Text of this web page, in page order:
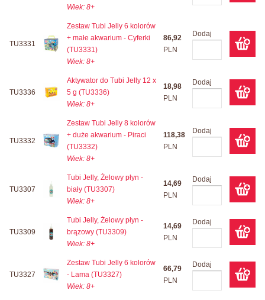
Wiek: 8+
TU3331
Zestaw Tubi Jelly 6 kolorów
+ małe akwarium - Cyferki
(TU3331)
Wiek: 8+
86,92
PLN
Dodaj
TU3336
Aktywator do Tubi Jelly 12 x
5 g (TU3336)
Wiek: 8+
18,98
PLN
Dodaj
TU3332
Zestaw Tubi Jelly 8 kolorów
+ duże akwarium - Piraci
(TU3332)
Wiek: 8+
118,38
PLN
Dodaj
TU3307
Tubi Jelly, Żelowy płyn -
biały (TU3307)
Wiek: 8+
14,69
PLN
Dodaj
TU3309
Tubi Jelly, Żelowy płyn -
brązowy (TU3309)
Wiek: 8+
14,69
PLN
Dodaj
TU3327
Zestaw Tubi Jelly 6 kolorów
- Lama (TU3327)
Wiek: 8+
66,79
PLN
Dodaj